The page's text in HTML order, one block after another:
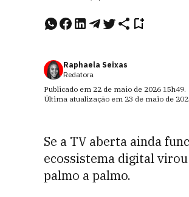
Raphaela Seixas
Redatora
Publicado em 22 de maio de 2026 15h49.
Última atualização em 23 de maio de
Se a TV aberta ainda
ecossistema digital
palmo a palmo.